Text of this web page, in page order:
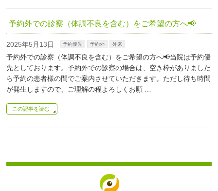
予約外での診察（体調不良を含む）をご希望の方へ📢
2025年5月13日 予約優先 予約外 外来
予約外での診察（体調不良を含む）をご希望の方へ📢当院は予約優
先としております。予約外での診察の場合は、空き枠がありました
ら予約の患者様の間でご案内させていただきます。ただし待ち時間
が発生しますので、ご理解の程よろしくお願 …
この記事を読む